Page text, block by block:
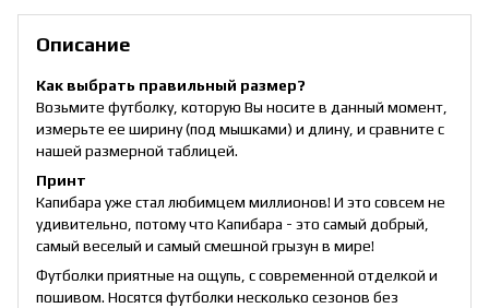
Описание
Как выбрать правильный размер?
Возьмите футболку, которую Вы носите в данный момент,
измерьте ее ширину (под мышками) и длину, и сравните с
нашей размерной таблицей.
Принт
Капибара уже стал любимцем миллионов! И это совсем не
удивительно, потому что Капибара - это самый добрый,
самый веселый и самый смешной грызун в мире!
Футболки приятные на ощупь, с современной отделкой и
пошивом. Носятся футболки несколько сезонов без